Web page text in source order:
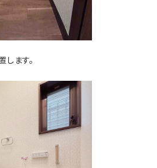
します。